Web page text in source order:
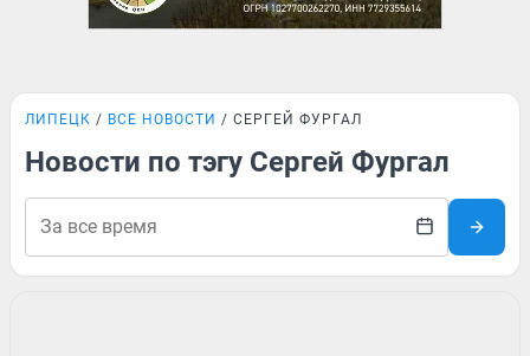
ЛИПЕЦК ВСЕ НОВОСТИ СЕРГЕЙ ФУРГАЛ
Новости по тэгу Сергей Фургал